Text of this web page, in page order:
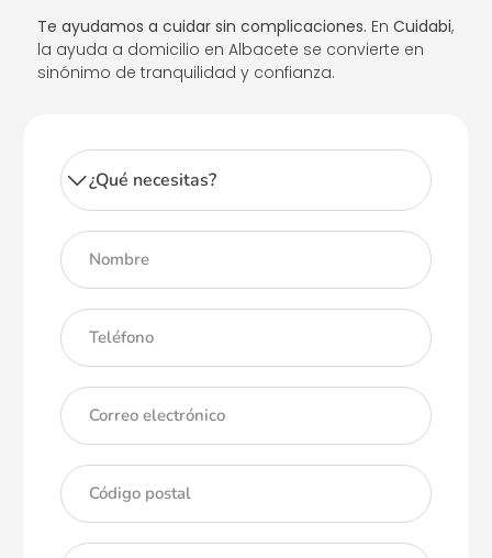
Te ayudamos a cuidar sin complicaciones. EnCuidabi,
la ayuda a domicilio en Albacete se convierte en
sinónimo de tranquilidad y confianza.